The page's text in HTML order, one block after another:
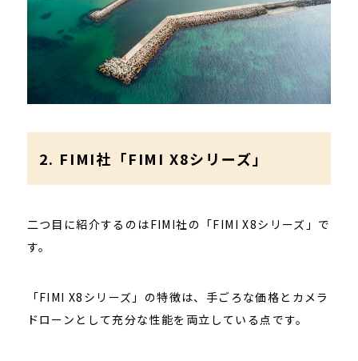
2. FIMI社「FIMI X8シリーズ」
二つ目に紹介するのはFIMI社の「FIMI X8シリーズ」で
す。
「FIMI X8シリーズ」の特徴は、手ごろな価格とカメラ
ドローンとして充分な性能を両立している点です。